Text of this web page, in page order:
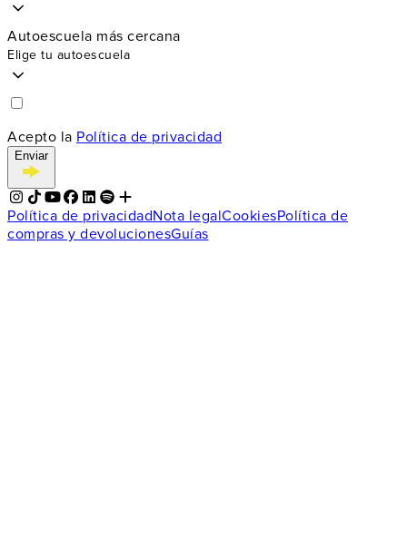
Autoescuela más cercana
Elige tu autoescuela
Acepto la Política de privacidad
Enviar
Política de privacidadNota legalCookiesPolítica de
compras y devolucionesGuías